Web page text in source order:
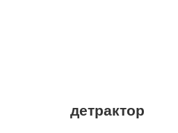
детрактор